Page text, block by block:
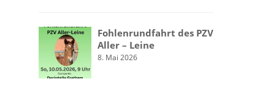
Fohlenrundfahrt des PZV
Aller – Leine
8. Mai 2026